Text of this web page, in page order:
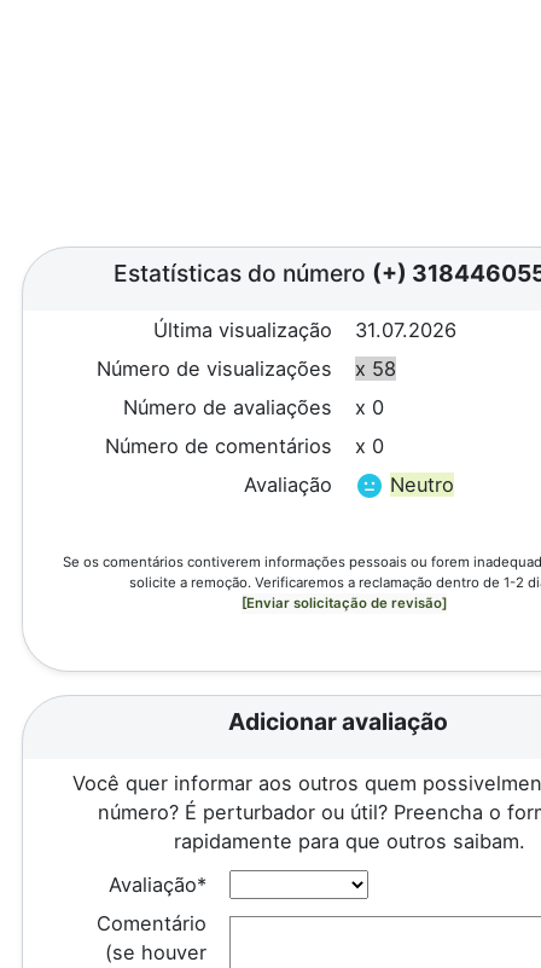
Estatísticas do número (+)
Última visualização
31.07.2026
Número de visualizações
x 58
Número de avaliações
x 0
Número de comentários
x 0
Avaliação
Neutro
Se os comentários contiverem informações pessoais ou forem
solicite a remoção. Verificaremos a reclamação dentro de 1-2
[Enviar solicitação de revisão]
Adicionar avaliação
Você quer informar aos outros quem
número? É perturbador ou útil? Preencha o
rapidamente para que outros saibam.
Avaliação*
Comentário
(se houver